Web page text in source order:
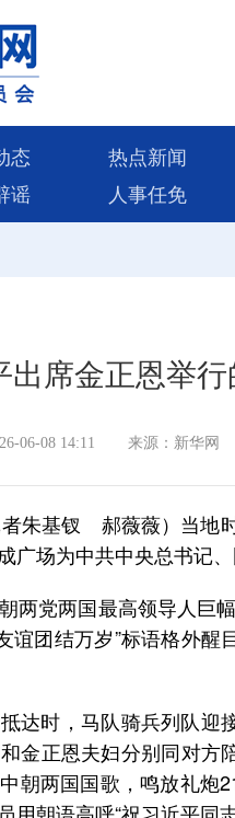
态 热点新闻
谣 人事任免
出席金正恩举
06-08 14:11 来源：新华网
基钗 郝薇薇）当地时
广场为中共中央总书记
党两国最高领导人巨
谊团结万岁”标语格外
时，马队骑兵列队迎
金正恩夫妇分别同对方
朝两国国歌，鸣放礼炮